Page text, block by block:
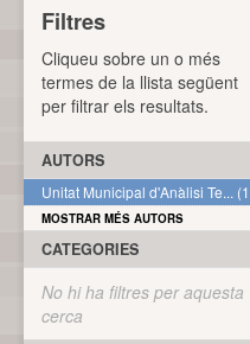
Filtres
Cliqueu sobre un o més
termes de la llista següent
per filtrar els resultats.
AUTORS
Unitat Municipal d'Anàlisi Te...
MOSTRAR MÉS AUTORS
CATEGORIES
No hi ha filtres per aquesta
cerca